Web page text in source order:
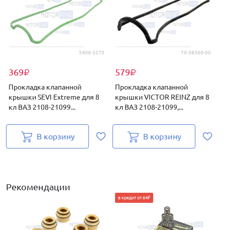
5406-3270
369₽
Прокладка клапанной
крышки SEVI Extreme для 8
кл ВАЗ 2108-21099...
В корзину
70-38569-00
579₽
Прокладка клапанной
крышки VICTOR REINZ для 8
кл ВАЗ 2108-21099,...
В корзину
Рекомендации
в кредит от 64₽